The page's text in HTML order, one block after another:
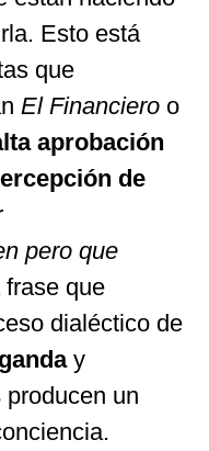
Esto está
que
El Financiero o
aprobación
de
pero que
que
dialéctico de
y
producen un